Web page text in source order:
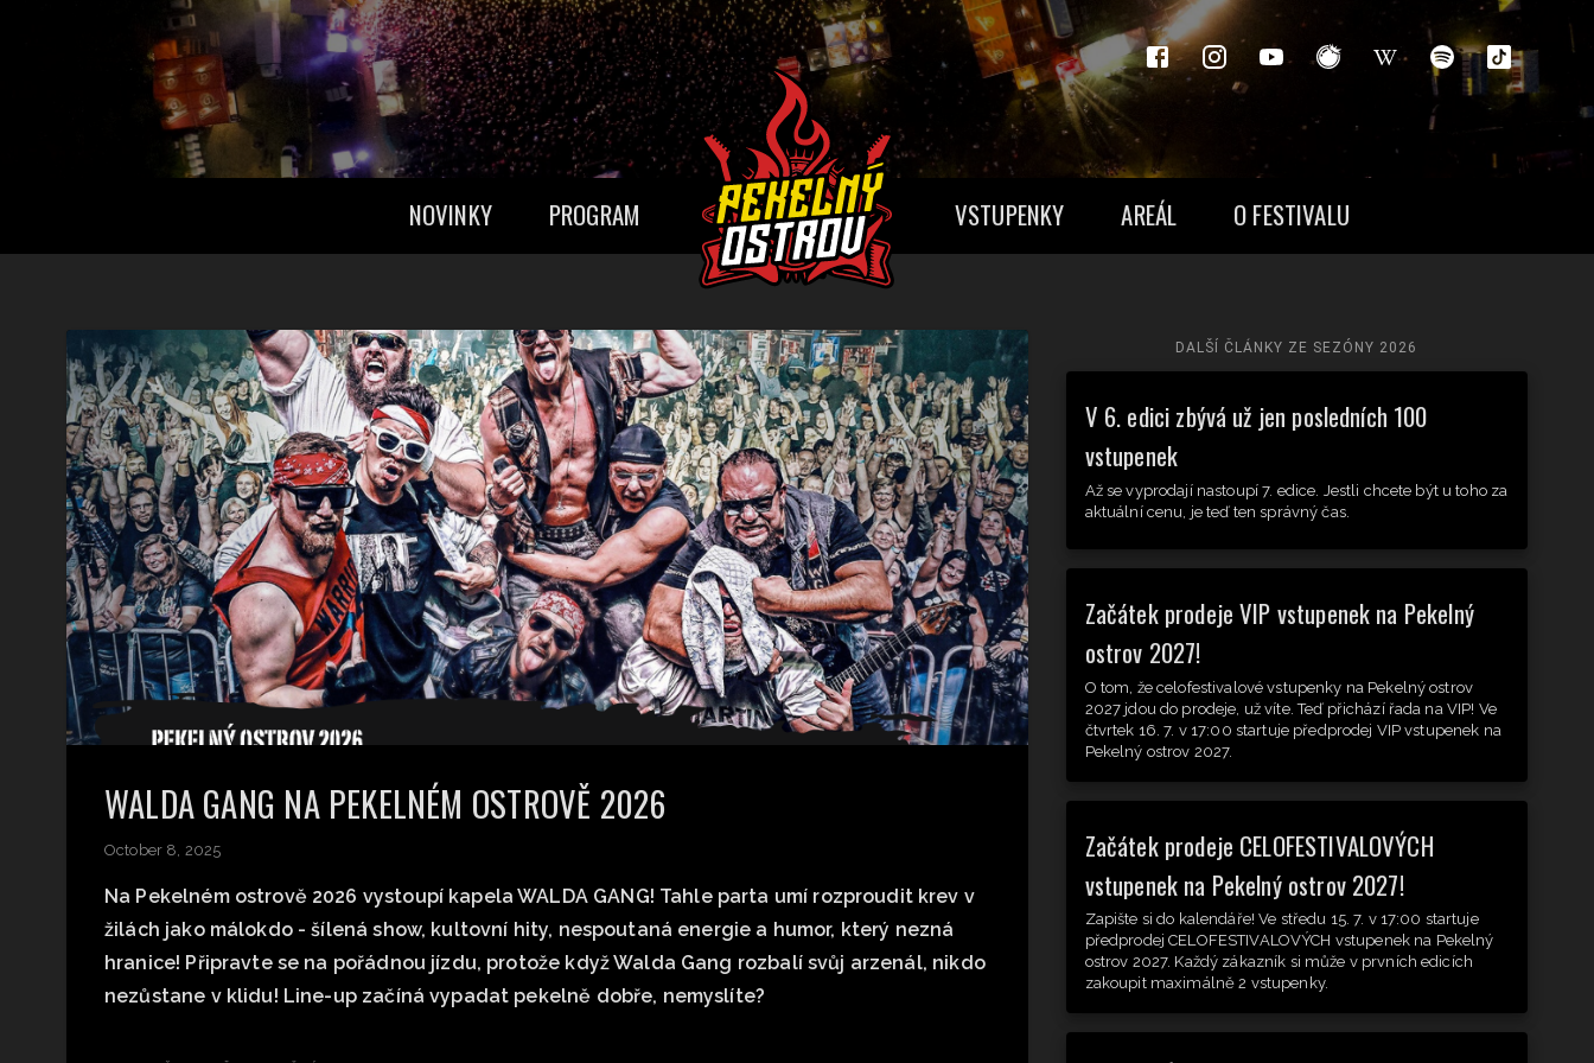
NOVINKY PROGRAM VSTUPENKY AREÁL O FESTIVALU
WALDA GANG NA PEKELNÉM OSTROVĚ 2026
October 8, 2025
Na Pekelném ostrově 2026 vystoupí kapela WALDA GANG! Tahle parta umí rozproudit krev v
žilách jako málokdo - šílená show, kultovní hity, nespoutaná energie a humor, který nezná
hranice! Připravte se na pořádnou jízdu, protože když Walda Gang rozbalí svůj arzenál, nikdo
nezůstane v klidu! Line-up začíná vypadat pekelně dobře, nemyslíte?
DALŠÍ ČLÁNKY ZE SEZÓNY 2026
V 6. edici zbývá už jen posledních 100
vstupenek
Až se vyprodají nastoupí 7. edice. Jestli chcete být u toho za
aktuální cenu, je teď ten správný čas.
Začátek prodeje VIP vstupenek na Pekelný
ostrov 2027!
O tom, že celofestivalové vstupenky na Pekelný ostrov
2027 jdou do prodeje, už víte. Teď přichází řada na VIP! Ve
čtvrtek 16. 7. v 17:00 startuje předprodej VIP vstupenek na
Pekelný ostrov 2027.
Začátek prodeje CELOFESTIVALOVÝCH
vstupenek na Pekelný ostrov 2027!
Zapište si do kalendáře! Ve středu 15. 7. v 17:00 startuje
předprodej CELOFESTIVALOVÝCH vstupenek na Pekelný
ostrov 2027. Každý zákazník si může v prvních edicích
zakoupit maximálně 2 vstupenky.